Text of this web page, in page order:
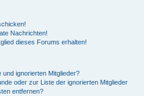
Nachrichten!
dieses Forums erhalten!
ignorierten Mitglieder?
oder zur Liste der ignorierten Mitglieder
entfernen?